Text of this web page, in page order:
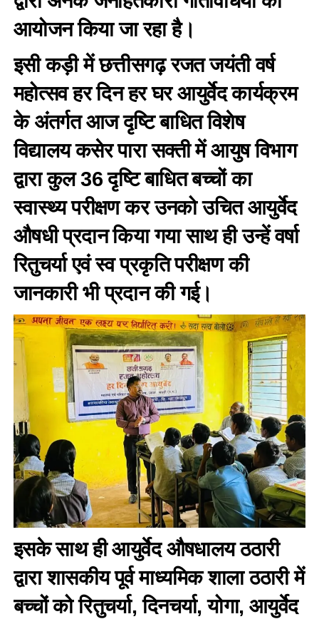
आयोजन किया जा रहा है।
इसी कड़ी में छत्तीसगढ़ रजत जयंती वर्ष
महोत्सव हर दिन हर घर आयुर्वेद कार्यक्रम
के अंतर्गत आज दृष्टि बाधित विशेष
विद्यालय कसेर पारा सक्ती में आयुष विभाग
द्वारा कुल 36 दृष्टि बाधित बच्चों का
स्वास्थ्य परीक्षण कर उनको उचित आयुर्वेद
औषधी प्रदान किया गया साथ ही उन्हें वर्षा
रितुचर्या एवं स्व प्रकृति परीक्षण की
जानकारी भी प्रदान की गई।
इसके साथ ही आयुर्वेद औषधालय ठठारी
द्वारा शासकीय पूर्व माध्यमिक शाला ठठारी में
बच्चों को रितुचर्या, दिनचर्या, योगा, आयुर्वेद